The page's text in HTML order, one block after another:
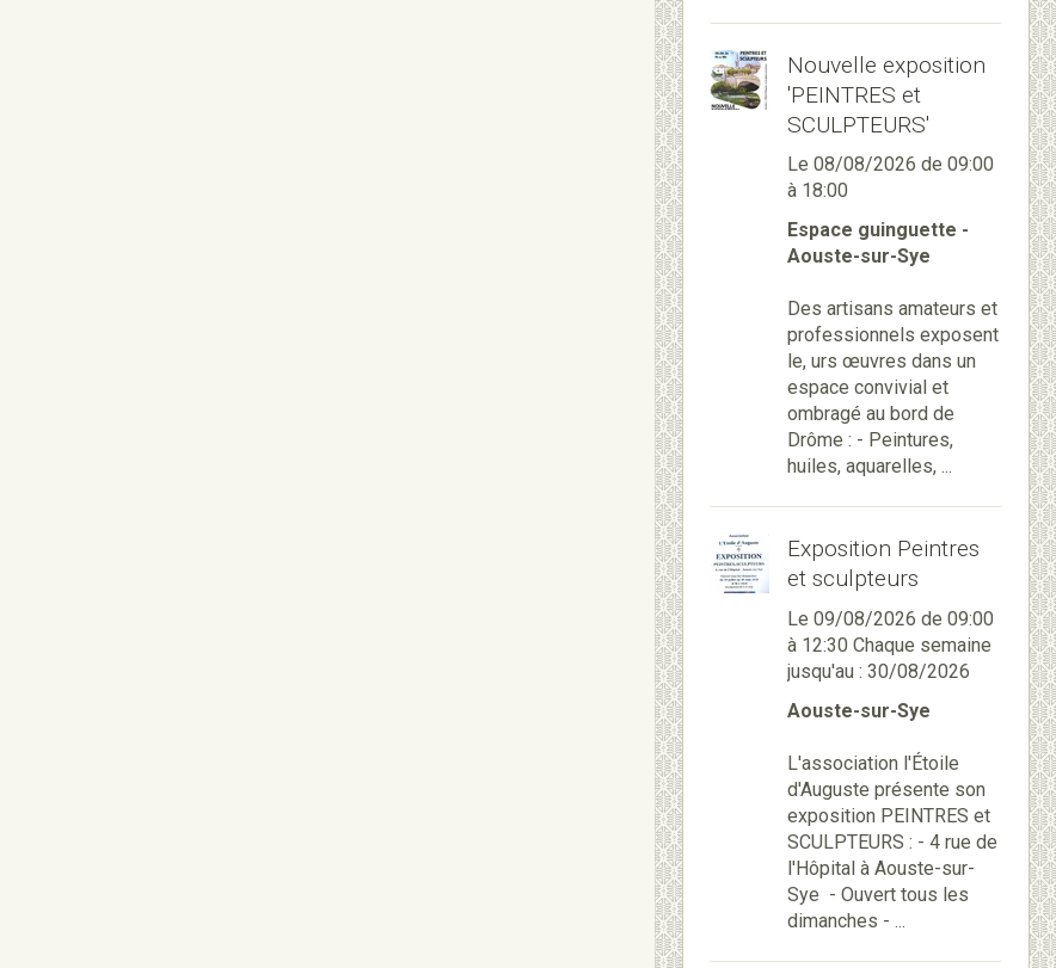
Nouvelle exposition
'PEINTRES et
SCULPTEURS'
Le 08/08/2026 de 09:00
à 18:00
Espace guinguette -
Aouste-sur-Sye
Des artisans amateurs et
professionnels exposent
le, urs œuvres dans un
espace convivial et
ombragé au bord de
Drôme : - Peintures,
huiles, aquarelles, ...
Exposition Peintres
et sculpteurs
Le 09/08/2026 de 09:00
à 12:30 Chaque semaine
jusqu'au : 30/08/2026
Aouste-sur-Sye
L'association l'Étoile
d'Auguste présente son
exposition PEINTRES et
SCULPTEURS : - 4 rue de
l'Hôpital à Aouste-sur-
Sye - Ouvert tous les
dimanches - ...